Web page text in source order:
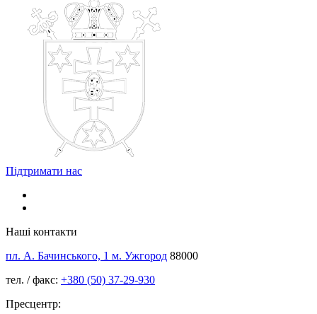
Підтримати нас
Наші контакти
пл. А. Бачинського, 1 м. Ужгород 88000
тел. / факс: +380 (50) 37-29-930
Пресцентр: